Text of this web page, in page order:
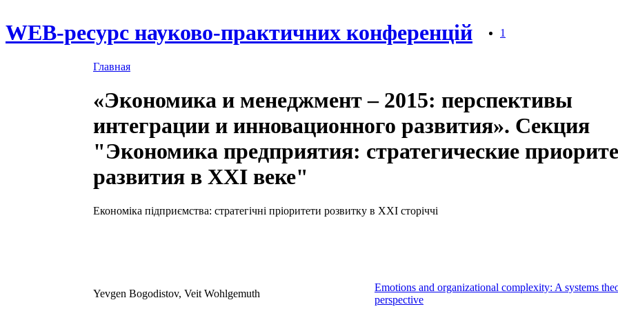
WEB-ресурс науково-практичних конференцій 1
Главная
«Экономика и менеджмент – 2015: перспективы
интеграции и инновационного развития». Секция
"Экономика предприятия: стратегические
развития в XXI веке"
Економіка підприємства: стратегічні пріоритети розвитку в XXI сторіччі
Yevgen Bogodistov, Veit Wohlgemuth
Emotions and organizational complexity: A systems
perspective